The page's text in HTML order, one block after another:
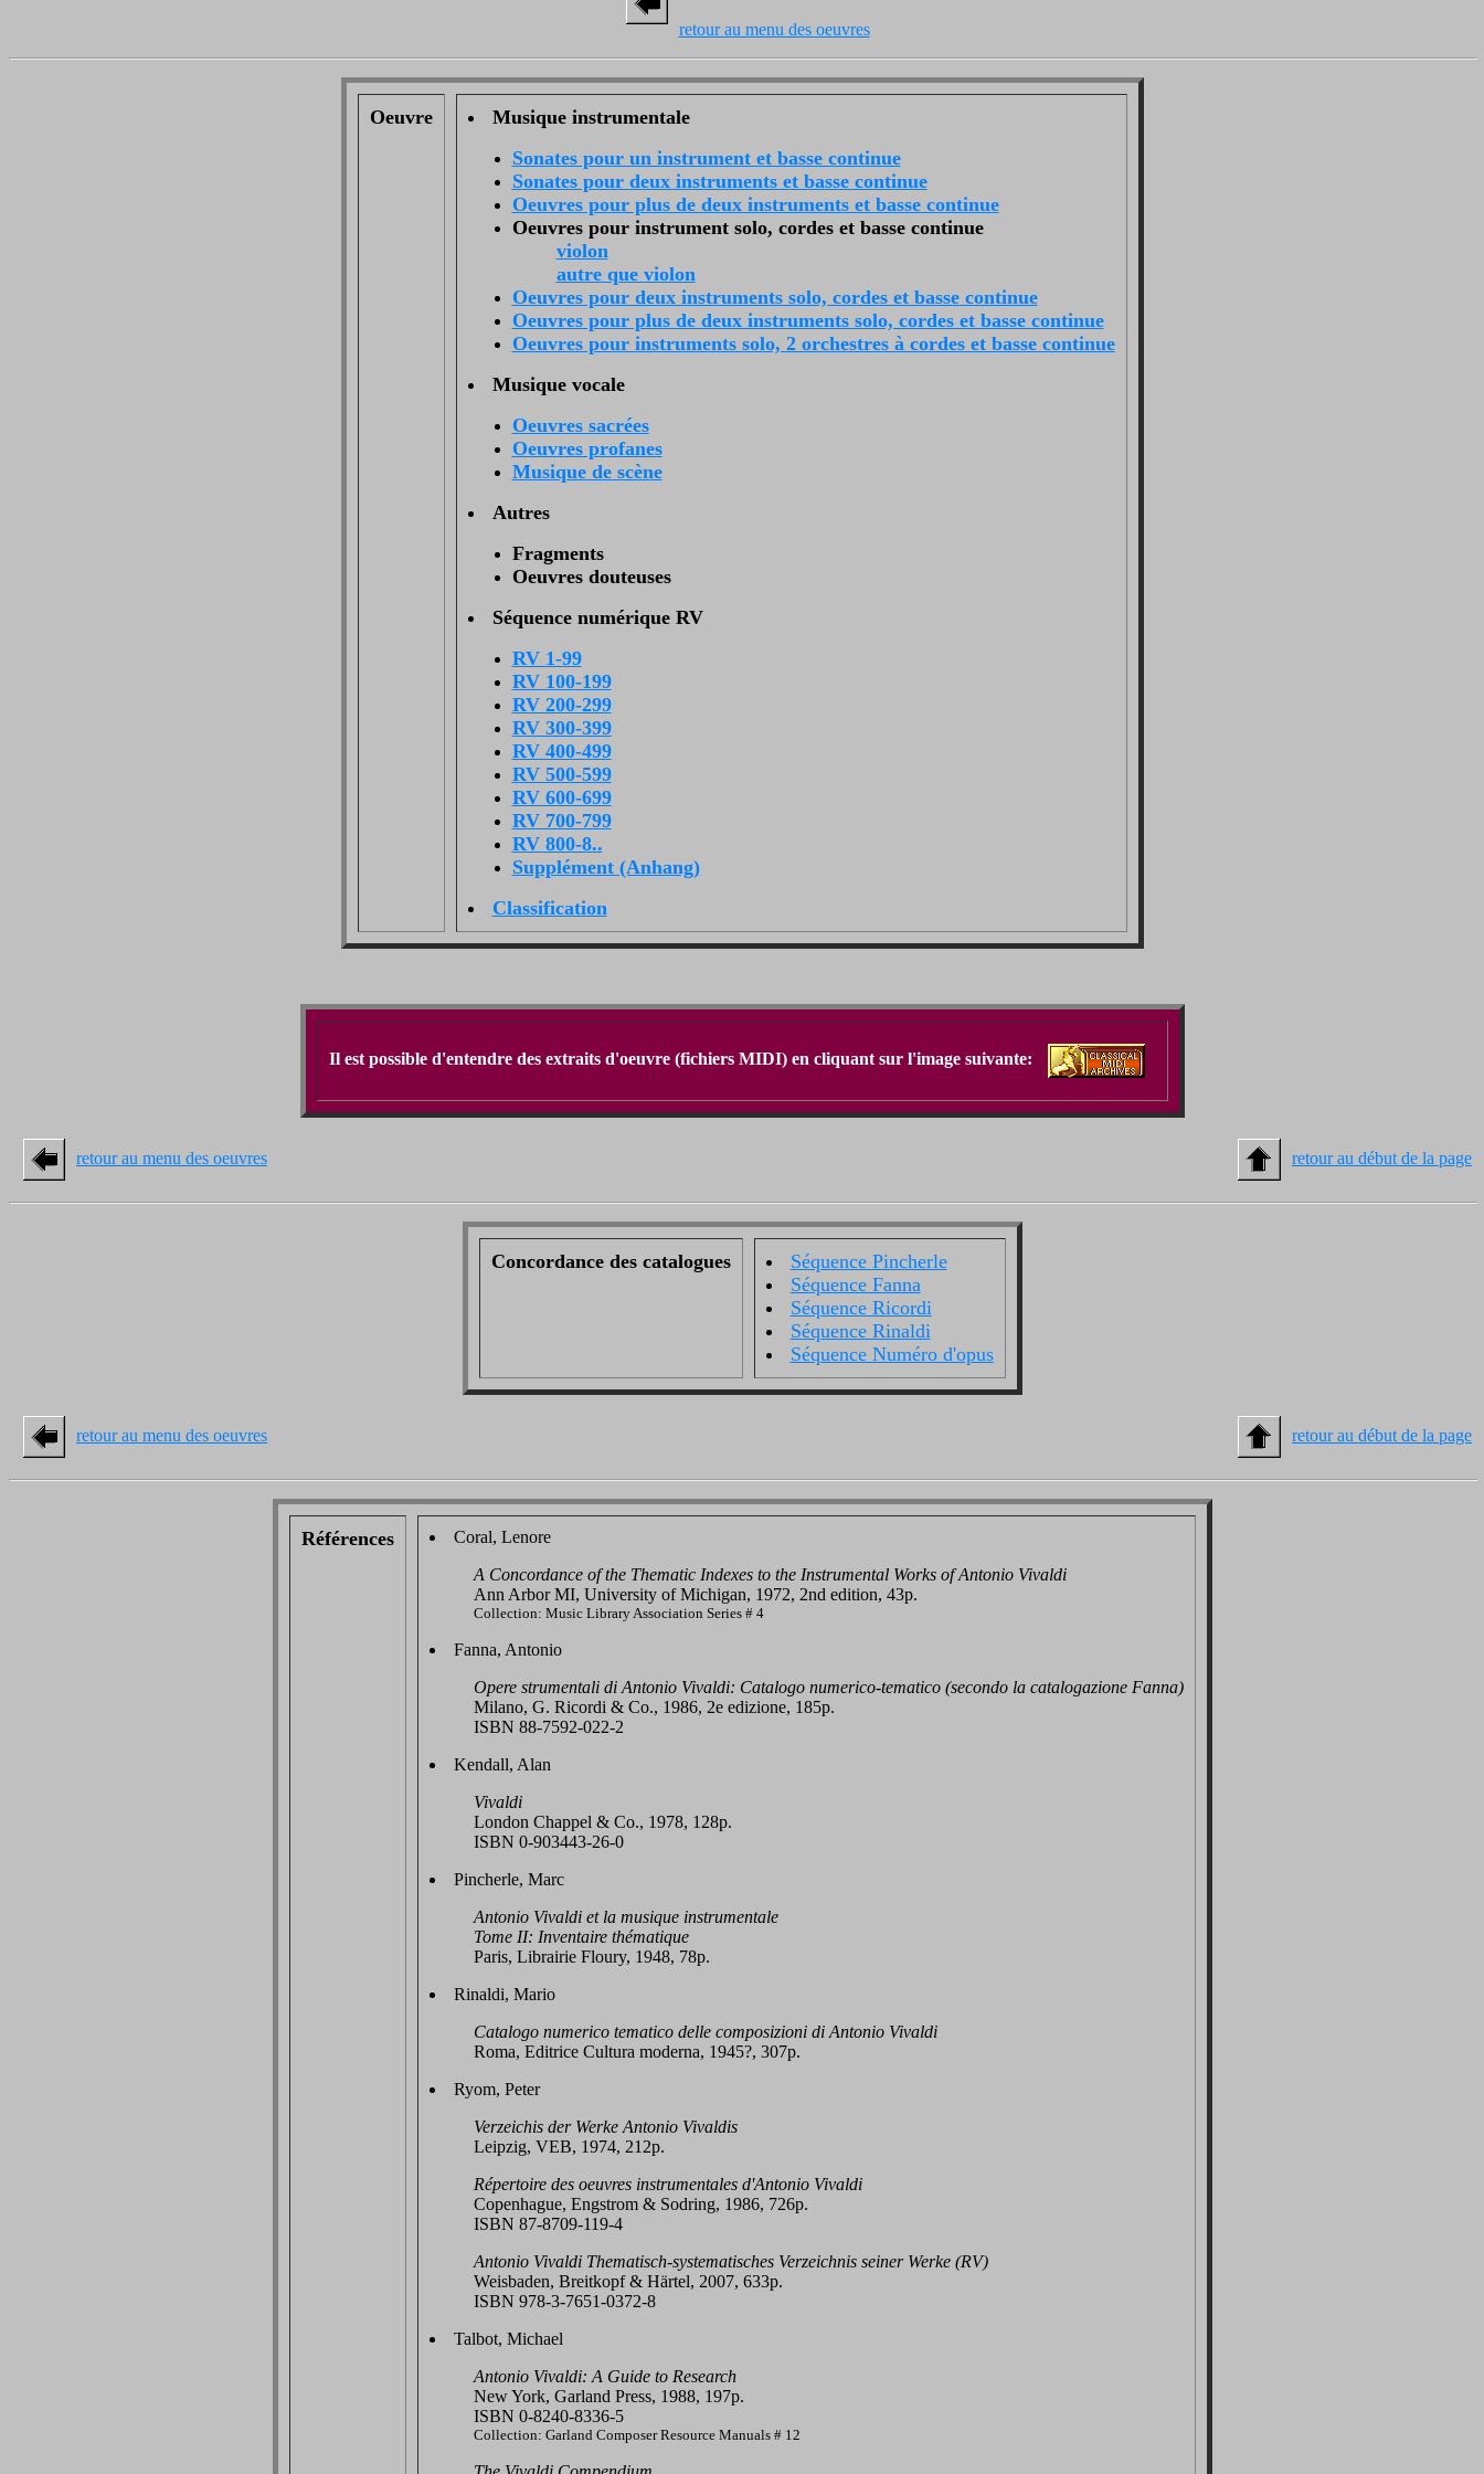
retour au menu des oeuvres
Oeuvre
Musique instrumentale
Sonates pour un instrument et basse continue
Sonates pour deux instruments et basse continue
Oeuvres pour plus de deux instruments et basse continue
Oeuvres pour instrument solo, cordes et basse continue
violon
autre que violon
Oeuvres pour deux instruments solo, cordes et basse continue
Oeuvres pour plus de deux instruments solo, cordes et basse continue
Oeuvres pour instruments solo, 2 orchestres à cordes et basse continue
Musique vocale
Oeuvres sacrées
Oeuvres profanes
Musique de scène
Autres
Fragments
Oeuvres douteuses
Séquence numérique RV
RV 1-99
RV 100-199
RV 200-299
RV 300-399
RV 400-499
RV 500-599
RV 600-699
RV 700-799
RV 800-8..
Supplément (Anhang)
Classification
Il est possible d'entendre des extraits d'oeuvre (fichiers MIDI) en cliquant sur l'image suivante:
retour au menu des oeuvres retour au début de la page
Concordance des catalogues
Séquence Pincherle
Séquence Fanna
Séquence Ricordi
Séquence Rinaldi
Séquence Numéro d'opus
retour au menu des oeuvres retour au début de la page
Références
Coral, Lenore
A Concordance of the Thematic Indexes to the Instrumental Works of Antonio Vivaldi
Ann Arbor MI, University of Michigan, 1972, 2nd edition, 43p.
Collection: Music Library Association Series # 4
Fanna, Antonio
Opere strumentali di Antonio Vivaldi: Catalogo numerico-tematico (secondo la catalogazione Fanna)
Milano, G. Ricordi & Co., 1986, 2e edizione, 185p.
ISBN 88-7592-022-2
Kendall, Alan
Vivaldi
London Chappel & Co., 1978, 128p.
ISBN 0-903443-26-0
Pincherle, Marc
Antonio Vivaldi et la musique instrumentale
Tome II: Inventaire thématique
Paris, Librairie Floury, 1948, 78p.
Rinaldi, Mario
Catalogo numerico tematico delle composizioni di Antonio Vivaldi
Roma, Editrice Cultura moderna, 1945?, 307p.
Ryom, Peter
Verzeichis der Werke Antonio Vivaldis
Leipzig, VEB, 1974, 212p.
Répertoire des oeuvres instrumentales d'Antonio Vivaldi
Copenhague, Engstrom & Sodring, 1986, 726p.
ISBN 87-8709-119-4
Antonio Vivaldi Thematisch-systematisches Verzeichnis seiner Werke (RV)
Weisbaden, Breitkopf & Härtel, 2007, 633p.
ISBN 978-3-7651-0372-8
Talbot, Michael
Antonio Vivaldi: A Guide to Research
New York, Garland Press, 1988, 197p.
ISBN 0-8240-8336-5
Collection: Garland Composer Resource Manuals # 12